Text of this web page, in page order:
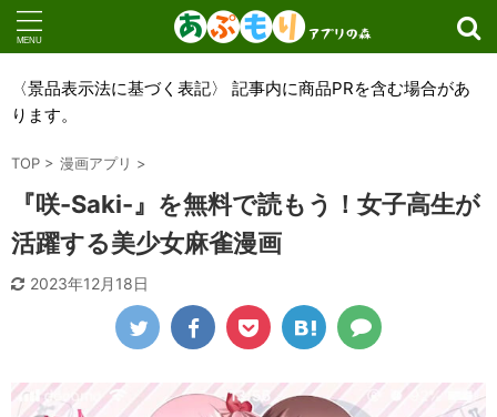
〈景品表示法に基づく表記〉 記事内に商品PRを含む場合があ
ります。
TOP > 漫画アプリ >
『咲-Saki-』を無料で読もう！女子高生が
活躍する美少女麻雀漫画
2023年12月18日